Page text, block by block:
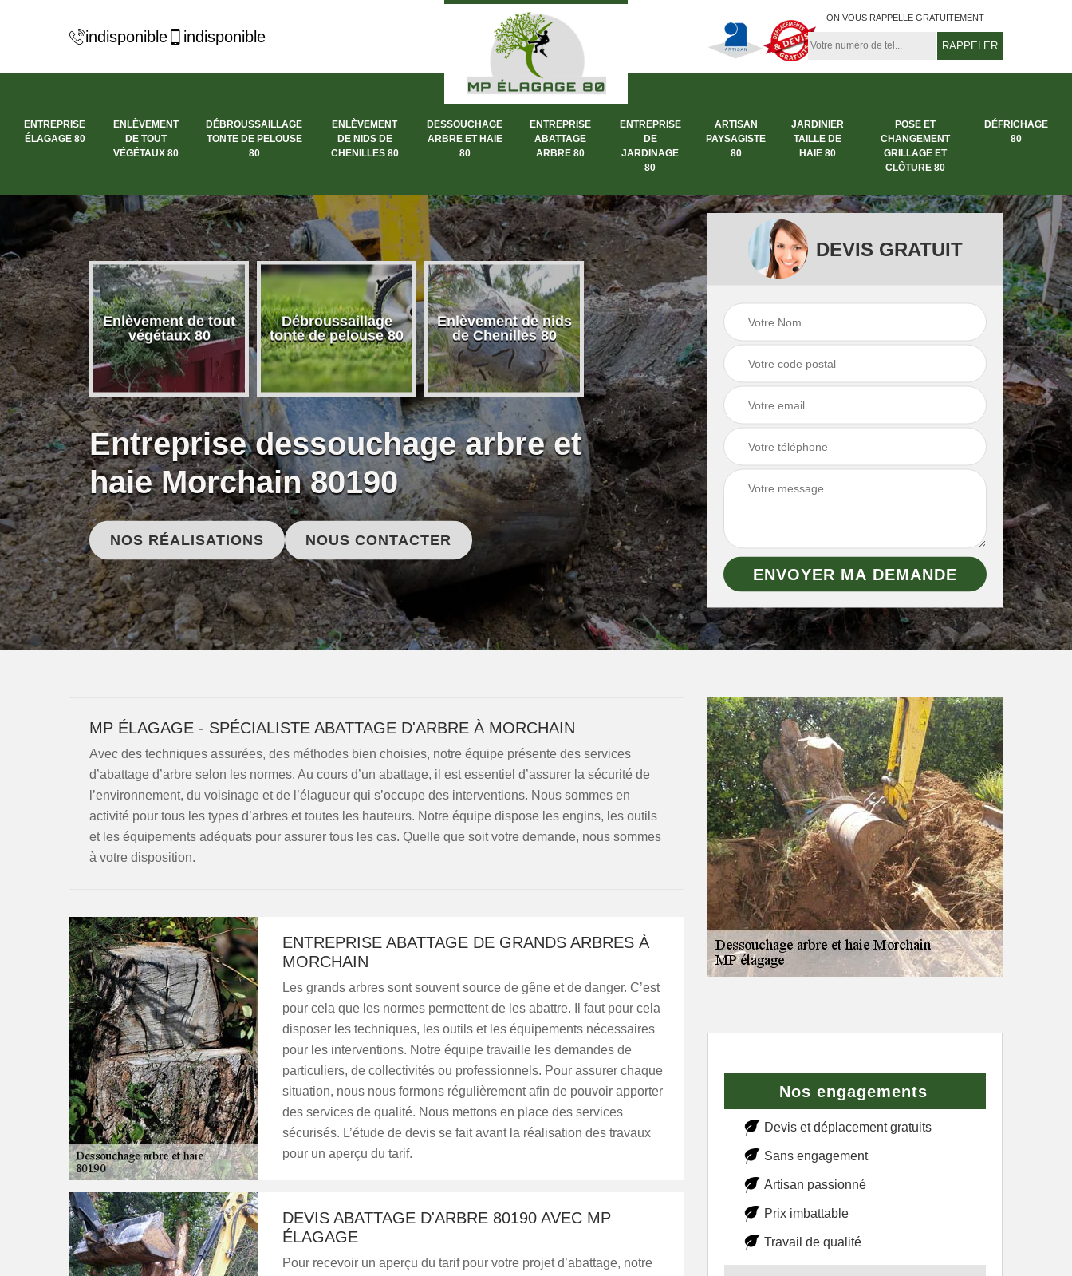
indisponible indisponible
ON VOUS RAPPELLE GRATUITEMENT
ENTREPRISE
ÉLAGAGE 80
ENLÈVEMENT
DE TOUT
VÉGÉTAUX 80
DÉBROUSSAILLAGE
TONTE DE PELOUSE
80
ENLÈVEMENT
DE NIDS DE
CHENILLES 80
DESSOUCHAGE
ARBRE ET HAIE
80
ENTREPRISE
ABATTAGE
ARBRE 80
ENTREPRISE
DE
JARDINAGE
80
ARTISAN
PAYSAGISTE
80
JARDINIER
TAILLE DE
HAIE 80
POSE ET
CHANGEMENT
GRILLAGE ET
CLÔTURE 80
DÉFRICHAGE
80
élagage
Enlèvement de tout
végétaux 80
Débroussaillage
tonte de pelouse 80
Enlèvement de nids
de Chenilles 80
Dessouchage arbre
et haie 80
Entreprise abattage
Entreprise de
jardinage 80
Entreprise dessouchage arbre et
haie Morchain 80190
NOS RÉALISATIONS NOUS CONTACTER
DEVIS GRATUIT
MP ÉLAGAGE - SPÉCIALISTE ABATTAGE D'ARBRE À MORCHAIN
Avec des techniques assurées, des méthodes bien choisies, notre équipe présente des services
d’abattage d’arbre selon les normes. Au cours d’un abattage, il est essentiel d’assurer la sécurité de
l’environnement, du voisinage et de l’élagueur qui s’occupe des interventions. Nous sommes en
activité pour tous les types d’arbres et toutes les hauteurs. Notre équipe dispose les engins, les outils
et les équipements adéquats pour assurer tous les cas. Quelle que soit votre demande, nous sommes
à votre disposition.
ENTREPRISE ABATTAGE DE GRANDS ARBRES À
MORCHAIN
Les grands arbres sont souvent source de gêne et de danger. C’est
pour cela que les normes permettent de les abattre. Il faut pour cela
disposer les techniques, les outils et les équipements nécessaires
pour les interventions. Notre équipe travaille les demandes de
particuliers, de collectivités ou professionnels. Pour assurer chaque
situation, nous nous formons régulièrement afin de pouvoir apporter
des services de qualité. Nous mettons en place des services
sécurisés. L’étude de devis se fait avant la réalisation des travaux
pour un aperçu du tarif.
DEVIS ABATTAGE D'ARBRE 80190 AVEC MP
ÉLAGAGE
Pour recevoir un aperçu du tarif pour votre projet d’abattage, notre
Nos engagements
Devis et déplacement gratuits
Sans engagement
Artisan passionné
Prix imbattable
Travail de qualité